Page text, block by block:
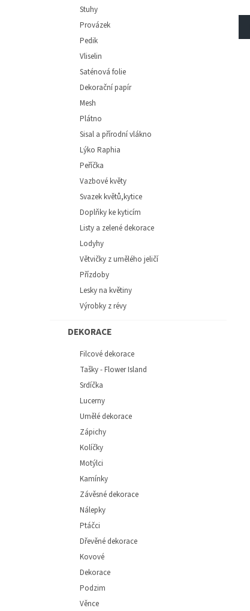
Stuhy
Provázek
Pedik
Vliselin
Saténová folie
Dekorační papír
Mesh
Plátno
Sisal a přírodní vlákno
Lýko Raphia
Peříčka
Vazbové květy
Svazek květů,kytice
Doplňky ke kyticím
Listy a zelené dekorace
Lodyhy
Větvičky z umělého jeličí
Přízdoby
Lesky na květiny
Výrobky z révy
DEKORACE
Filcové dekorace
Tašky - Flower Island
Srdíčka
Lucerny
Umělé dekorace
Zápichy
Kolíčky
Motýlci
Kamínky
Závěsné dekorace
Nálepky
Ptáčci
Dřevěné dekorace
Kovové
Dekorace
Podzim
Věnce